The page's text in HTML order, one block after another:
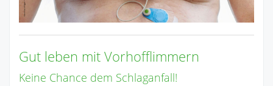
Gut leben mit Vorhofflimmern
Keine Chance dem Schlaganfall!